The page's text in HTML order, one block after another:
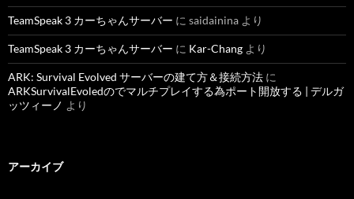
TeamSpeak 3 カーちゃんサーバー に saidainina より
TeamSpeak 3 カーちゃんサーバー に Kar-Chang より
ARK: Survival Evolved サーバーの建て方＆接続方法 に
ARKSurvivalEvoledのでマルチプレイする為ポート開放する | デルガ
ッツィーノ より
アーカイブ